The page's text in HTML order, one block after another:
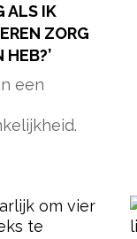
ALS IK
ZORG
HEB?’
een